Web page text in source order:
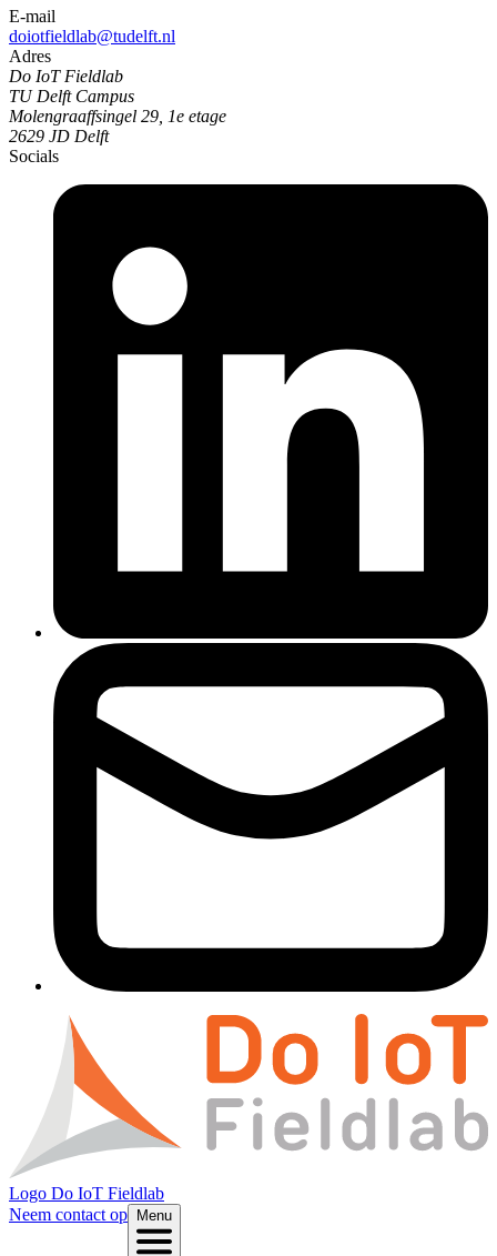
E-mail
doiotfieldlab@tudelft.nl
Adres
Do IoT Fieldlab
TU Delft Campus
Molengraaffsingel 29, 1e etage
2629 JD Delft
Socials
Logo Do IoT Fieldlab
Neem contact op
Menu